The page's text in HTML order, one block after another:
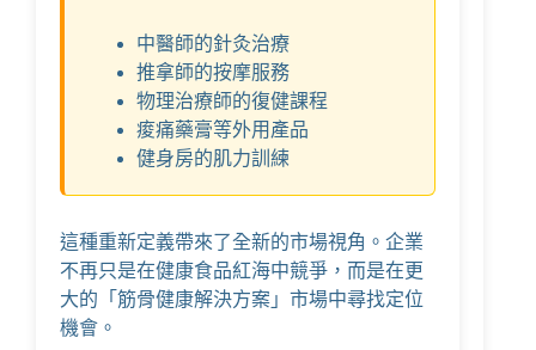
中醫師的針灸治療
推拿師的按摩服務
物理治療師的復健課程
痠痛藥膏等外用產品
健身房的肌力訓練
這種重新定義帶來了全新的市場視角。企業
不再只是在健康食品紅海中競爭，而是在更
大的「筋骨健康解決方案」市場中尋找定位
機會。